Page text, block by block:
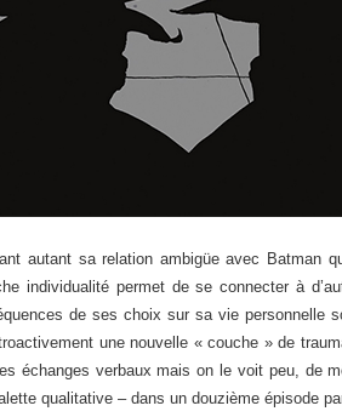
autant sa relation ambigüe avec Batman
individualité permet de se connecter à
de ses choix sur sa vie
une nouvelle « couche » de
échanges verbaux mais on le voit peu, de
qualitative – dans un douzième épisode